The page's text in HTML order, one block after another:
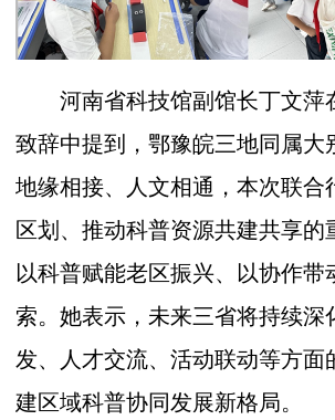
河南省科技馆副馆长丁文萍
致辞中提到，鄂豫皖三地同属大
地缘相接、人文相通，本次联合
区划、推动科普资源共建共享的
以科普赋能老区振兴、以协作带
索。她表示，未来三省将持续深
发、人才交流、活动联动等方面
建区域科普协同发展新格局。